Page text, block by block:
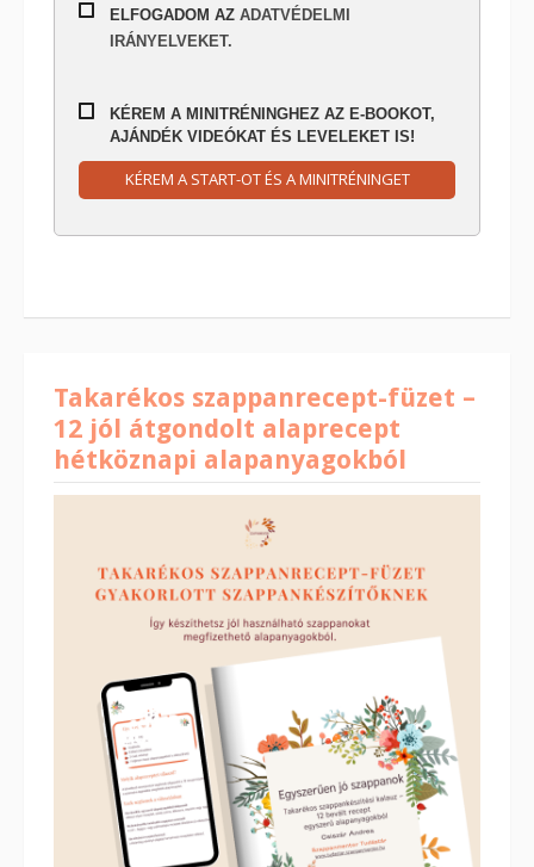
ELFOGADOM AZ ADATVÉDELMI
IRÁNYELVEKET.
KÉREM A MINITRÉNINGHEZ AZ E-BOOKOT,
AJÁNDÉK VIDEÓKAT ÉS LEVELEKET IS!
KÉREM A START-OT ÉS A MINITRÉNINGET
Takarékos szappanrecept-füzet –
12 jól átgondolt alaprecept
hétköznapi alapanyagokból